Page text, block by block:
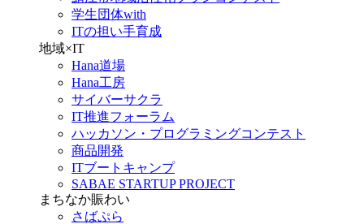
学生団体with
ITの担い手育成
地域×IT
Hana道場
Hana工房
サイバーサクラ
IT推進フォーラム
ハッカソン・プログラミングコンテスト
商品開発
ITブートキャンプ
SABAE STARTUP PROJECT
まちなか賑わい
さばぷら